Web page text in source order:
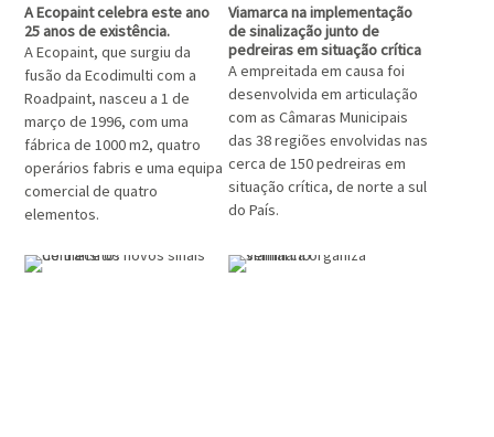
A Ecopaint celebra este ano
25 anos de existência.
A Ecopaint, que surgiu da
fusão da Ecodimulti com a
Roadpaint, nasceu a 1 de
março de 1996, com uma
fábrica de 1000 m2, quatro
operários fabris e uma equipa
comercial de quatro
elementos.
Viamarca na implementação
de sinalização junto de
pedreiras em situação crítica
A empreitada em causa foi
desenvolvida em articulação
com as Câmaras Municipais
das 38 regiões envolvidas nas
cerca de 150 pedreiras em
situação crítica, de norte a sul
do País.